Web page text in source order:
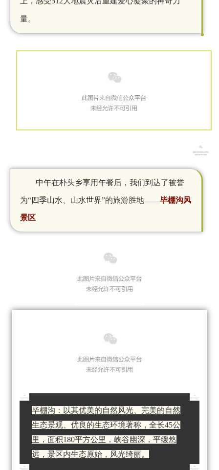
量。
中午在朴头乡享用午餐后，我们到达了被誉
为“四季山水、山水世界”的旅游胜地——毕棚沟风
景区
毕棚沟：以其优美的自然风光、完美的自然
生态景观、优良的生态环境著称，全长45公
里，面积180平方公里，峡谷幽深，平缓悠
远，景区内生态原始，风光绮丽。